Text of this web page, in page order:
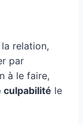
relation,
par
à le faire,
culpabilité le